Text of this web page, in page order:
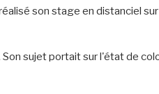
son stage en distanciel
sujet portait sur l'état de